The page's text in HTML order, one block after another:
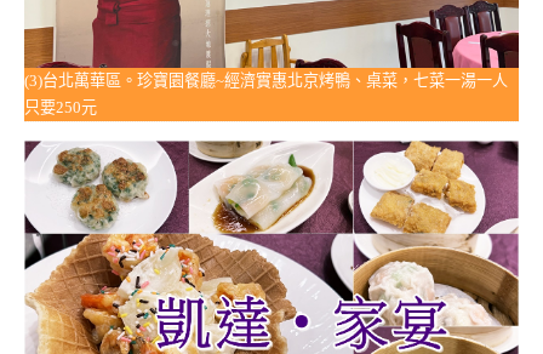
(3)台北萬華區。珍寶園餐廳~經濟實惠北京烤鴨、桌菜，七菜一湯一人
只要250元